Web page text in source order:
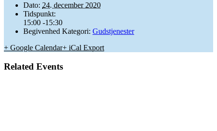
Dato: 24. december 2020
Tidspunkt:
15:00 -15:30
Begivenhed Kategori: Gudstjenester
+ Google Calendar+ iCal Export
Related Events